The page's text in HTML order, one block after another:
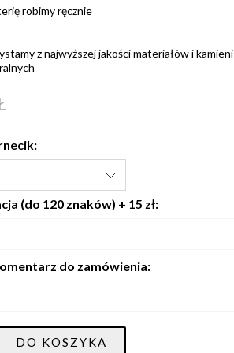
robimy ręcznie
z najwyższej jakości materiałów i kamieni
(do 120 znaków) + 15 zł:
do zamówienia:
DO KOSZYKA